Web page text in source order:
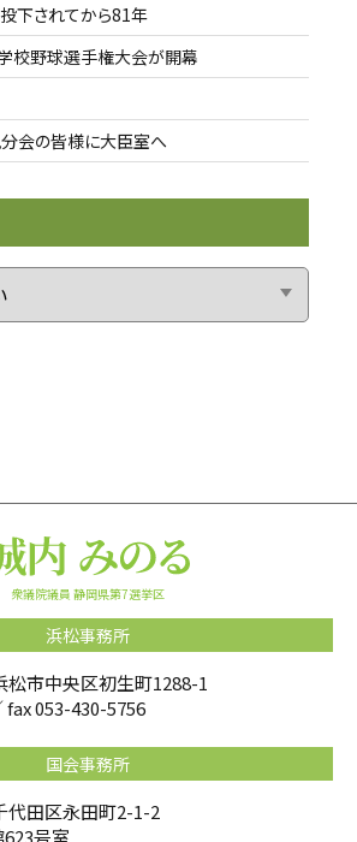
下されてから81年
校野球選手権大会が開幕
分会の皆様に大臣室へ
衆議院議員 静岡県第7選挙区
浜松事務所
松市中央区初生町1288-1
fax 053-430-5756
国会事務所
代田区永田町2-1-2
号室